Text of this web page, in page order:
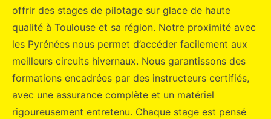
offrir des stages de pilotage sur glace de haute
qualité à Toulouse et sa région. Notre proximité avec
les Pyrénées nous permet d’accéder facilement aux
meilleurs circuits hivernaux. Nous garantissons des
formations encadrées par des instructeurs certifiés,
avec une assurance complète et un matériel
rigoureusement entretenu. Chaque stage est pensé